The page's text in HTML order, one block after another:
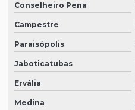
Conselheiro Pena
Campestre
Paraisópolis
Jaboticatubas
Ervália
Medina